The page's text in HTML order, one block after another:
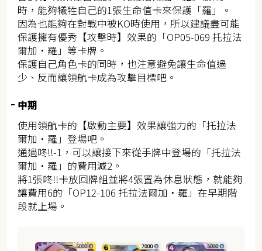
時，能夠犧牲自己的1張生命值卡來保護「羅」。
因為也能夠在對戰中被KO時使用，所以建議盡可能
保護擁有優秀【攻擊時】效果的「OP05-069 托拉法
爾加・羅」等卡牌。
保護自己角色卡的同時，也注意避免讓生命值過
少、反而讓領航卡成為攻擊目標吧。
中期
使用領航卡的【啟動主要】效果讓強力的「托拉法
爾加・羅」登場吧。
通過咚!!-1，可以讓接下來從手牌中登場的「托拉法
爾加・羅」的費用減2。
將1張咚!!卡放回牌組並將4張置為休息狀態，就能夠
讓費用6的「OP12-106 托拉法爾加・羅」在早期階
段就上場。